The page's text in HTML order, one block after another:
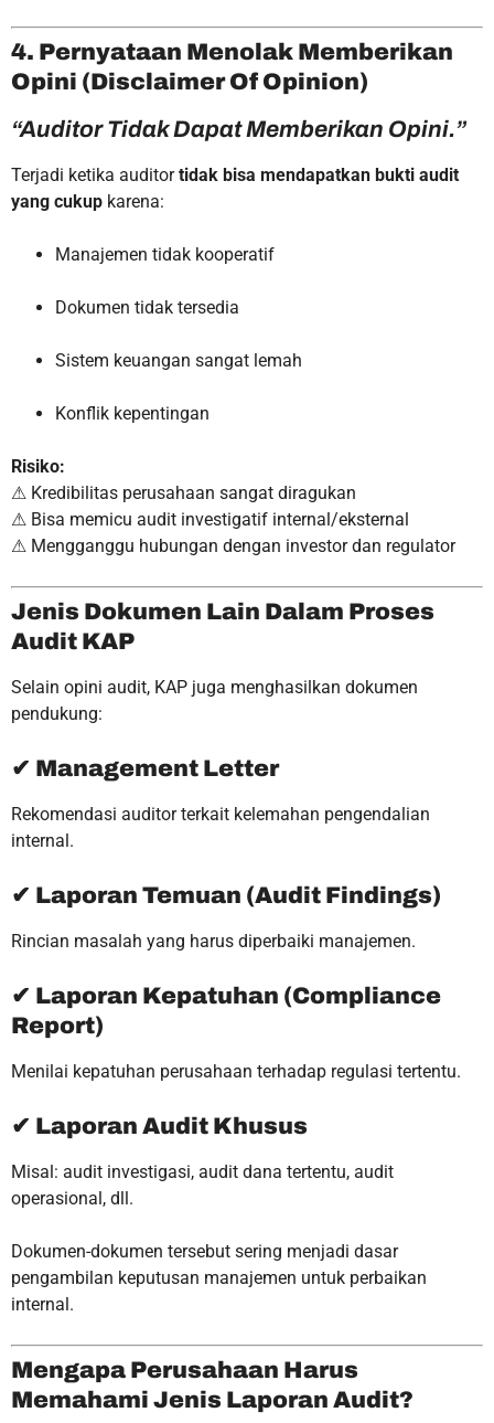
4. Pernyataan Menolak Memberikan
Opini (Disclaimer Of Opinion)
“Auditor Tidak Dapat Memberikan Opini.”
Terjadi ketika auditortidak bisa mendapatkan bukti audit
yang cukup karena:
Manajemen tidak kooperatif
Dokumen tidak tersedia
Sistem keuangan sangat lemah
Konflik kepentingan
Risiko:
⚠ Kredibilitas perusahaan sangat diragukan
⚠ Bisa memicu audit investigatif internal/eksternal
⚠ Mengganggu hubungan dengan investor dan regulator
Jenis Dokumen Lain Dalam Proses
Audit KAP
Selain opini audit, KAP juga menghasilkan dokumen
pendukung:
✔ Management Letter
Rekomendasi auditor terkait kelemahan pengendalian
internal.
✔ Laporan Temuan (Audit Findings)
Rincian masalah yang harus diperbaiki manajemen.
✔ Laporan Kepatuhan (Compliance
Report)
Menilai kepatuhan perusahaan terhadap regulasi tertentu.
✔ Laporan Audit Khusus
Misal: audit investigasi, audit dana tertentu, audit
operasional, dll.
Dokumen-dokumen tersebut sering menjadi dasar
pengambilan keputusan manajemen untuk perbaikan
internal.
Mengapa Perusahaan Harus
Memahami Jenis Laporan Audit?